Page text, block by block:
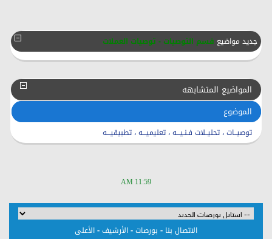
جديد مواضيع قسم التوصيات - توصيات العملات
المواضيع المتشابهه
الموضوع
توصيــات ، تحليــلات فـنـيـــه ، تعليميـــه ، تطبيقيـــه
11:59 AM
الاتصال بنا - بورصات-الأرشيف-الأعلى